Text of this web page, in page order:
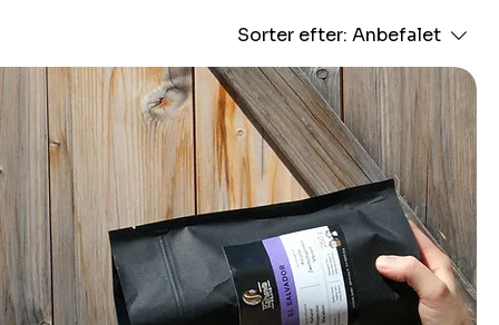
Sorter efter: Anbefalet